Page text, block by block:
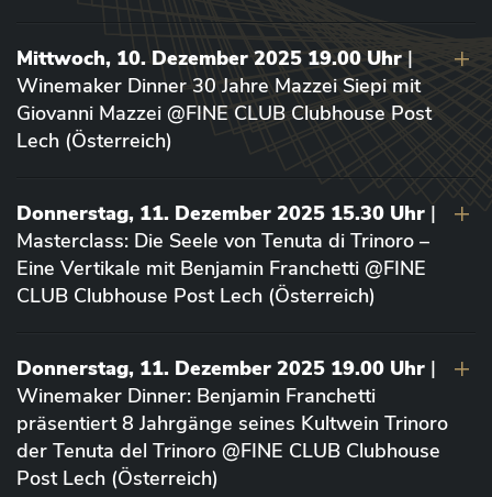
Mittwoch, 10. Dezember 2025 19.00 Uhr |
Winemaker Dinner 30 Jahre Mazzei Siepi mit
Giovanni Mazzei @FINE CLUB Clubhouse Post
Lech (Österreich)
Donnerstag, 11. Dezember 2025 15.30 Uhr |
Masterclass: Die Seele von Tenuta di Trinoro –
Eine Vertikale mit Benjamin Franchetti @FINE
CLUB Clubhouse Post Lech (Österreich)
Donnerstag, 11. Dezember 2025 19.00 Uhr |
Winemaker Dinner: Benjamin Franchetti
präsentiert 8 Jahrgänge seines Kultwein Trinoro
der Tenuta del Trinoro @FINE CLUB Clubhouse
Post Lech (Österreich)